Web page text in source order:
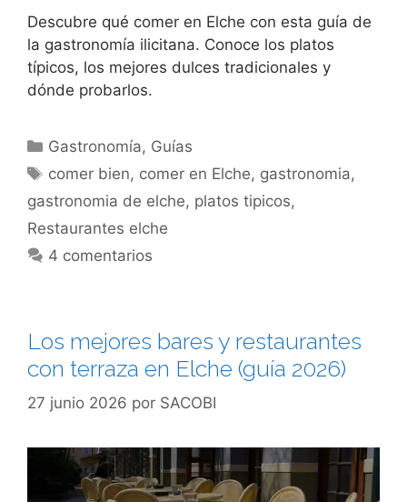
Descubre qué comer en Elche con esta guía de
la gastronomía ilicitana. Conoce los platos
típicos, los mejores dulces tradicionales y
dónde probarlos.
Categorías
Gastronomía, Guías
Etiquetas
comer bien, comer en Elche, gastronomia,
gastronomia de elche, platos tipicos,
Restaurantes elche
4 comentarios
Los mejores bares y restaurantes
con terraza en Elche (guía 2026)
27 junio 2026 por SACOBI